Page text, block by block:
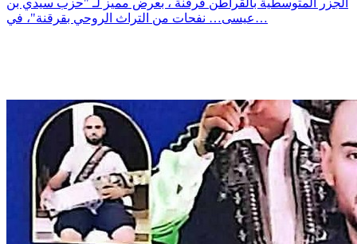
عيسى… نفحات من التراث الروحي بقرقنة"، في…